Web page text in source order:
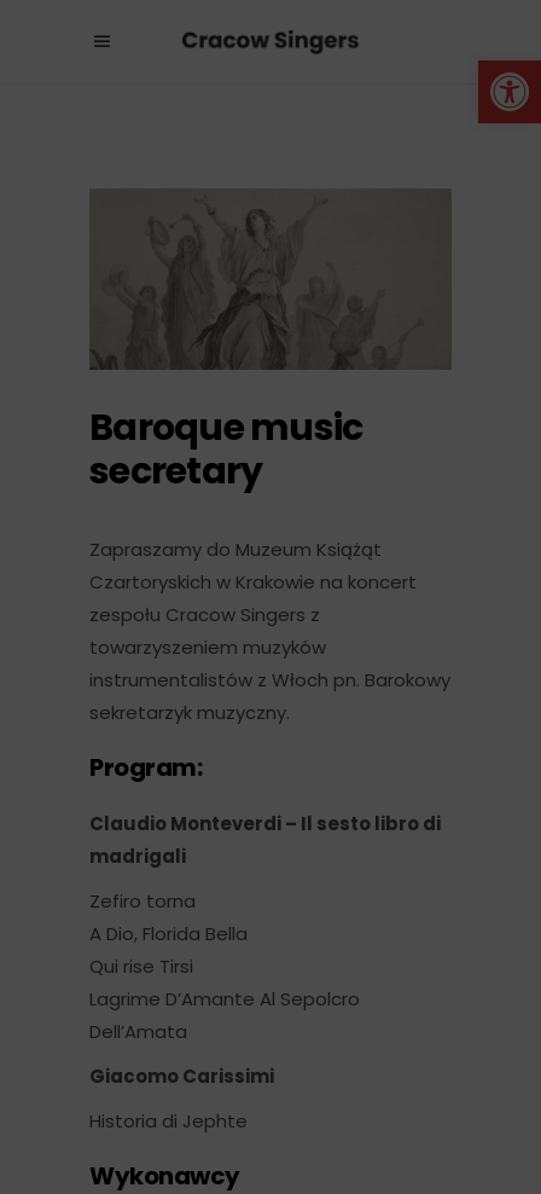
Baroque music
secretary
Zapraszamy do Muzeum Książąt
Czartoryskich w Krakowie na koncert
zespołu Cracow Singers z
towarzyszeniem muzyków
instrumentalistów z Włoch pn. Barokowy
sekretarzyk muzyczny.
Program:
Claudio Monteverdi – Il sesto libro di
madrigali
Zefiro torna
A Dio, Florida Bella
Qui rise Tirsi
Lagrime D’Amante Al Sepolcro
Dell’Amata
Giacomo Carissimi
Historia di Jephte
Wykonawcy